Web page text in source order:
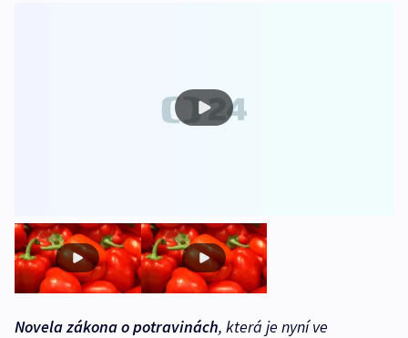
Novela zákona o potravinách, která je nyní ve